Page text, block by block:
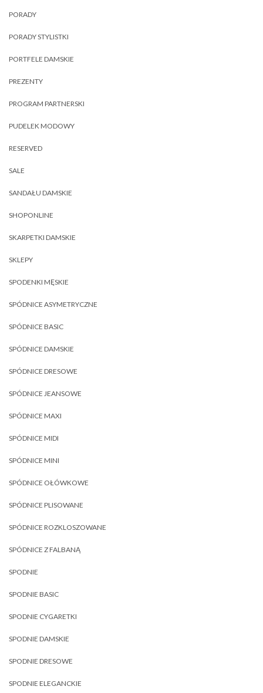
PORADY
PORADY STYLISTKI
PORTFELE DAMSKIE
PREZENTY
PROGRAM PARTNERSKI
PUDELEK MODOWY
RESERVED
SALE
SANDAŁU DAMSKIE
SHOPONLINE
SKARPETKI DAMSKIE
SKLEPY
SPODENKI MĘSKIE
SPÓDNICE ASYMETRYCZNE
SPÓDNICE BASIC
SPÓDNICE DAMSKIE
SPÓDNICE DRESOWE
SPÓDNICE JEANSOWE
SPÓDNICE MAXI
SPÓDNICE MIDI
SPÓDNICE MINI
SPÓDNICE OŁÓWKOWE
SPÓDNICE PLISOWANE
SPÓDNICE ROZKLOSZOWANE
SPÓDNICE Z FALBANĄ
SPODNIE
SPODNIE BASIC
SPODNIE CYGARETKI
SPODNIE DAMSKIE
SPODNIE DRESOWE
SPODNIE ELEGANCKIE